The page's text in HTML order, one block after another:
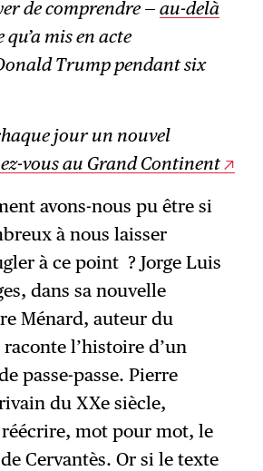
de comprendre —au-delà
qu’a mis en acte
Trump pendant six
jour un nouvel
vous au Grand Continent
avons-nous pu être si
à nous laisser
à ce point ? Jorge Luis
dans sa nouvelle
Ménard, auteur du
raconte l’histoire d’un
passe-passe. Pierre
du XXe siècle,
mot pour mot, le
Cervantès. Or si le texte